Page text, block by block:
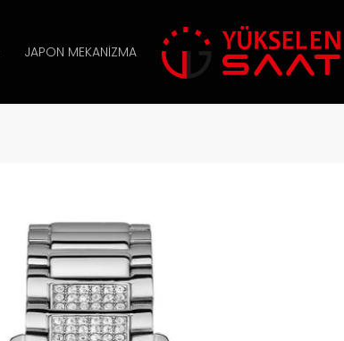
JAPON MEKANIZMA